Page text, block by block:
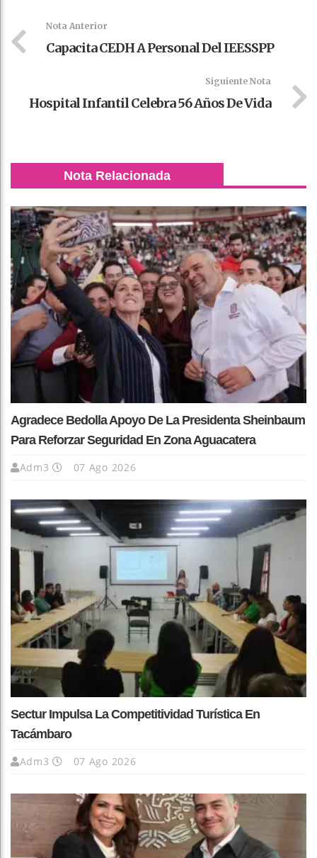
Nota Anterior
Capacita CEDH A Personal Del IEESSPP
Siguiente Nota
Hospital Infantil Celebra 56 Años De Vida
Nota Relacionada
Agradece Bedolla Apoyo De La Presidenta Sheinbaum
Para Reforzar Seguridad En Zona Aguacatera
Adm3 07 Ago 2026
Sectur Impulsa La Competitividad Turística En
Tacámbaro
Adm3 07 Ago 2026